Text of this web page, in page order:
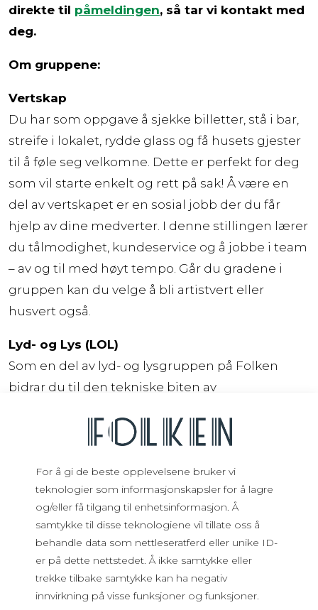
For å gi de beste opplevelsene bruker vi
teknologier som informasjonskapsler for å lagre
og/eller få tilgang til enhetsinformasjon. Å
samtykke til disse teknologiene vil tillate oss å
behandle data som nettleseratferd eller unike ID-
er på dette nettstedet. Å ikke samtykke eller
trekke tilbake samtykke kan ha negativ
innvirkning på visse funksjoner og funksjoner.
direkte til påmeldingen, så tar vi kontakt med
deg.
Om gruppene:
Vertskap
Du har som oppgave å sjekke billetter, stå i bar,
streife i lokalet, rydde glass og få husets gjester
til å føle seg velkomne. Dette er perfekt for deg
som vil starte enkelt og rett på sak! Å være en
del av vertskapet er en sosial jobb der du får
hjelp av dine medverter. I denne stillingen lærer
du tålmodighet, kundeservice og å jobbe i team
– av og til med høyt tempo. Går du gradene i
gruppen kan du velge å bli artistvert eller
husvert også.
Lyd- og Lys (LOL)
Som en del av lyd- og lysgruppen på Folken
bidrar du til den tekniske biten av
har vært starten for mange profesjonelle lyd- og
lysteknikere i Stavanger (og Norge). Du trenger
ingen forkunnskaper, men kan ta del i kurs og få
erfaring som etterhvert vil gi deg mulighet til å
jobbe selvstendig med mer ansvar.
I tillegg har vi frivillige som tar bilder av
arrangementene og frivillige som er
quizmastere på den populære tirsdagsquizen.